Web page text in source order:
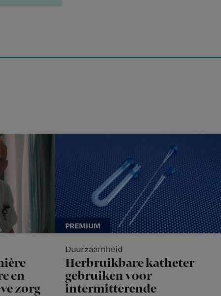
en
zorg
Duurzaamheid
Herbruikbare katheter
gebruiken voor
intermitterende